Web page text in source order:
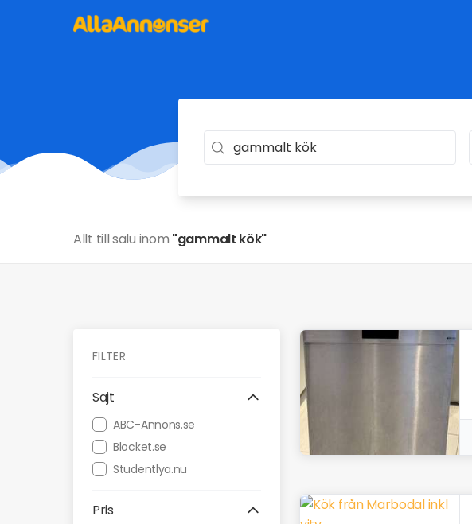
Allt till salu inom "gammalt kök"
FILTER
Sajt
ABC-Annons.se
Blocket.se
Studentlya.nu
Pris